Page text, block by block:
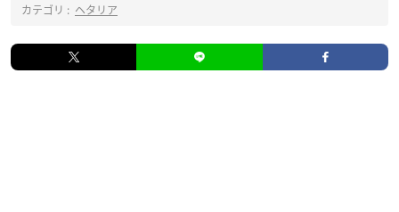
カテゴリ : ヘタリア